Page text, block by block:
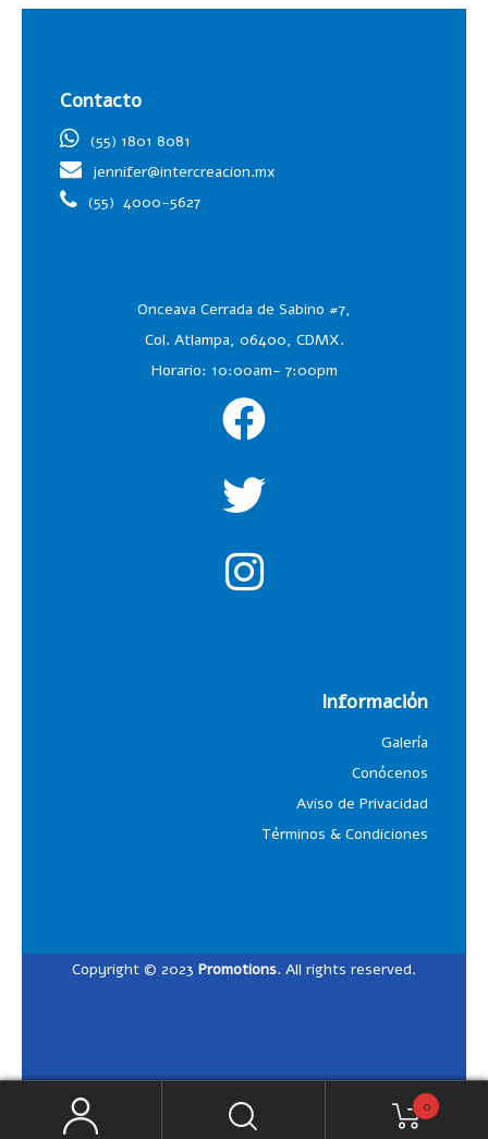
Contacto
(55) 1801 8081
jennifer@intercreacion.mx
(55) 4000-5627
Onceava Cerrada de Sabino #7,
Col. Atlampa, 06400, CDMX.
Horario: 10:00am- 7:00pm
Información
Galería
Conócenos
Aviso de Privacidad
Términos & Condiciones
Copyright © 2023 Promotions. All rights reserved.
0